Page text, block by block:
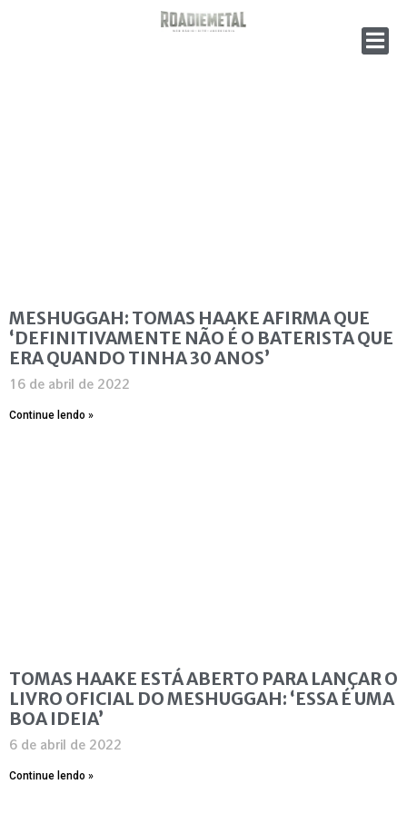
MESHUGGAH: TOMAS HAAKE AFIRMA QUE
‘DEFINITIVAMENTE NÃO É O BATERISTA QUE
ERA QUANDO TINHA 30 ANOS’
16 de abril de 2022
Continue lendo »
TOMAS HAAKE ESTÁ ABERTO PARA LANÇAR O
LIVRO OFICIAL DO MESHUGGAH: ‘ESSA É UMA
BOA IDEIA’
6 de abril de 2022
Continue lendo »